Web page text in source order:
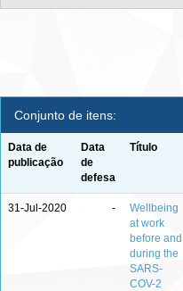
Conjunto de itens:
Data de
publicação
Data
de
defesa
Título
31-Jul-2020 -
Wellbeing
at work
before and
during the
SARS-
COV-2